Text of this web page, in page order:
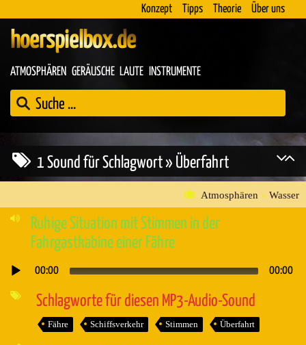
Konzept Tipps Theorie Über uns
hoerspielbox.de
ATMOSPHÄREN GERÄUSCHE LAUTE INSTRUMENTE
1 Sound für Schlagwort » Überfahrt
Atmosphären » Wasser
Ruhige Situation mit Stimmen in der
Fahrgastkabine einer Fähre
Audio-
00:00 00:00
Schlagworte für diesen MP3-Audio-Sound
Fähre Schiffsverkehr Stimmen Überfahrt